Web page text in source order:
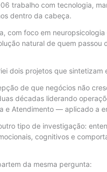
trabalho com tecnologia,
dentro da cabeça.
com foco em
natural de quem
dois projetos que sintetizam
de que negócios não
décadas liderando
e Atendimento — aplicado a
tipo de investigação:
cognitivos e
da mesma pergunta: